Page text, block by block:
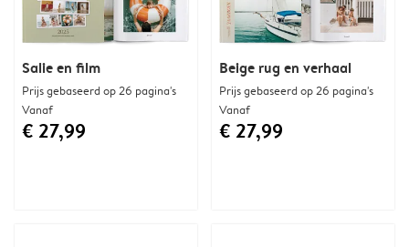
Salie en film
Prijs gebaseerd op 26 pagina's
Vanaf
€ 27,99
Beige rug en verhaal
Prijs gebaseerd op 26 pagina's
Vanaf
€ 27,99